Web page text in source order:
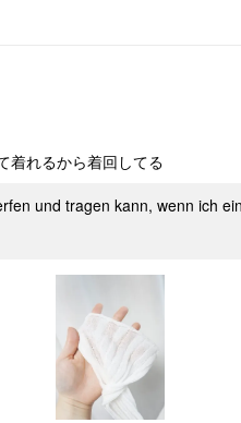
着れるから着回してる
und tragen kann, wenn ich